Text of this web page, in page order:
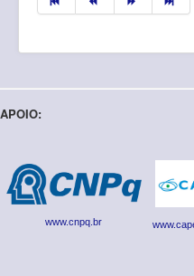
APOIO:
www.cnpq.br